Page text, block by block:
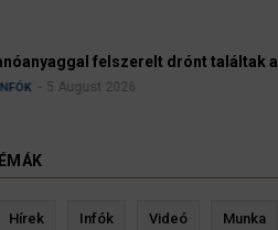
drónt találtak a lipcsei reptéren
Seidler Jozsef - könyvelő
Hírek Infók Videó Munka